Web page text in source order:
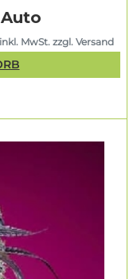
inkl. MwSt. zzgl. Versand